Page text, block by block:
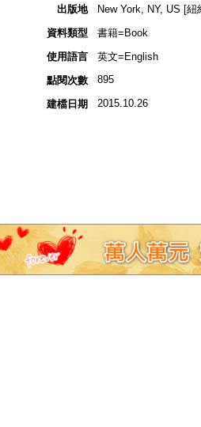
出版地
New York, NY, US [
資料類型
書籍=Book
使用語言
英文=English
點閱次數
895
建檔日期 2015.10.26